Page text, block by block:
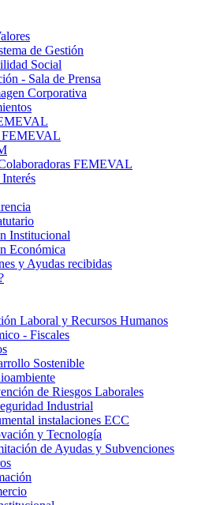
de Gestión
Social
- Sala de Prensa
Corporativa
FEMEVAL
FEMEVAL
Institucional
Económica
y Ayudas recibidas
Laboral y Recursos Humanos
- Fiscales
Sostenible
de Riesgos Laborales
Industrial
instalaciones ECC
y Tecnología
de Ayudas y Subvenciones